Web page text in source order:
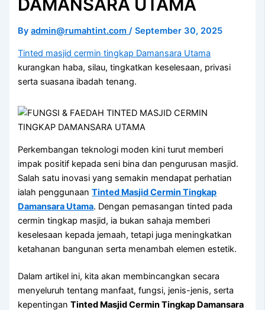
DAMANSARA UTAMA
Byadmin@rumahtint.com/September 30, 2025
Tinted masjid cermin tingkap Damansara Utama
kurangkan haba, silau, tingkatkan keselesaan, privasi
serta suasana ibadah tenang.
Perkembangan teknologi moden kini turut memberi
impak positif kepada seni bina dan pengurusan masjid.
Salah satu inovasi yang semakin mendapat perhatian
ialah penggunaanTinted Masjid Cermin Tingkap
Damansara Utama. Dengan pemasangan tinted pada
cermin tingkap masjid, ia bukan sahaja memberi
keselesaan kepada jemaah, tetapi juga meningkatkan
ketahanan bangunan serta menambah elemen estetik.
Dalam artikel ini, kita akan membincangkan secara
menyeluruh tentang manfaat, fungsi, jenis-jenis, serta
kepentinganTinted Masjid Cermin Tingkap Damansara